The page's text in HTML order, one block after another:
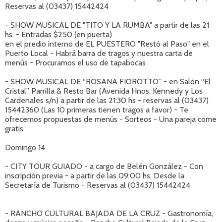
Reservas al (03437) 15442424
- SHOW MUSICAL DE "TITO Y LA RUMBA" a partir de las 21
hs. - Entradas $250 (en puerta)
en el predio interno de EL PUESTERO "Restó al Paso" en el
Puerto Local - Habrá barra de tragos y nuestra carta de
menús - Procuramos el uso de tapabocas
- SHOW MUSICAL DE “ROSANA FIOROTTO” - en Salón “El
Cristal” Parrilla & Resto Bar (Avenida Hnos. Kennedy y Los
Cardenales s/n) a partir de las 21:30 hs - reservas al (03437)
15442360 (Las 10 primeras tienen tragos a favor) - Te
ofrecemos propuestas de menús - Sorteos - Una pareja come
gratis.
Domingo 14
- CITY TOUR GUIADO - a cargo de Belén González - Con
inscripción previa - a partir de las 09:00 hs. Desde la
Secretaría de Turismo - Reservas al (03437) 15442424
- RANCHO CULTURAL BAJADA DE LA CRUZ - Gastronomía,